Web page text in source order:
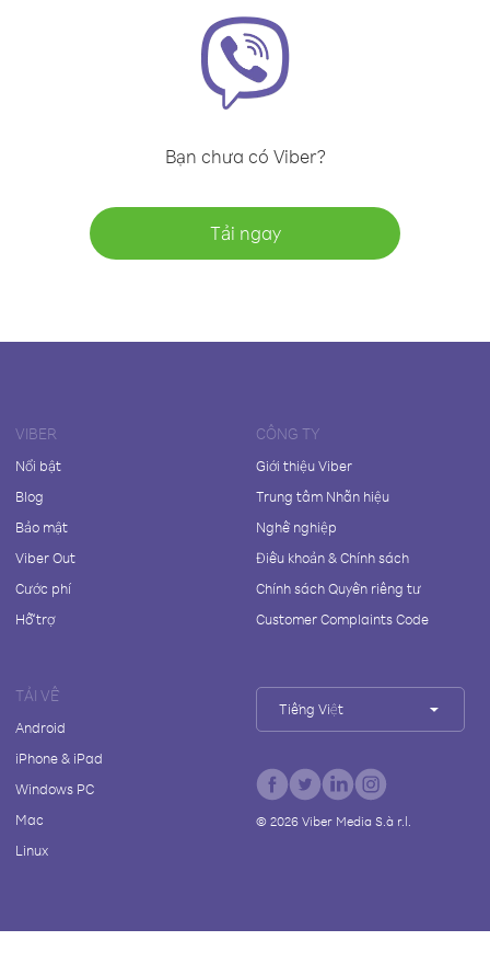
Bạn chưa có Viber?
Tải ngay
VIBER
Nổi bật
Blog
Bảo mật
Viber Out
Cước phí
Hỗ trợ
CÔNG TY
Giới thiệu Viber
Trung tâm Nhãn hiệu
Nghề nghiệp
Điều khoản & Chính sách
Chính sách Quyền riêng tư
Customer Complaints Code
TẢI VỀ
Android
iPhone & iPad
Windows PC
Mac
Linux
Tiếng Việt
© 2026Viber Media S.à r.l.